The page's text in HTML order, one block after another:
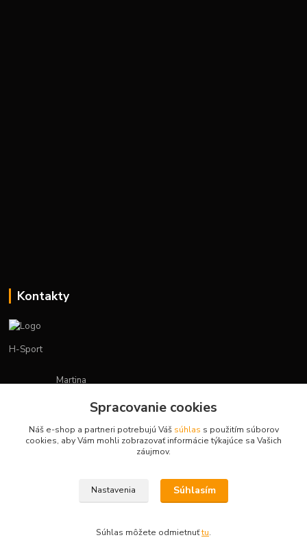
Kontakty
H-Sport
Martina
(Po-Pia, 7-15 hod.)
obchod.hsport@gmail.com
Vytvorené na Eshop-rychlo.sk
Spracovanie cookies
Náš e-shop a partneri potrebujú Váš súhlas s použitím súborov
cookies, aby Vám mohli zobrazovať informácie týkajúce sa Vašich
záujmov.
Nastavenia Súhlasím
Súhlas môžete odmietnuťtu.